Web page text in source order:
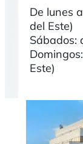
De lunes
del Este)
Sábados:
Este)